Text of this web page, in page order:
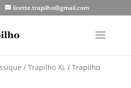
lirette.trapilho@gmail.com
/ Trapilho XL/ Trapilho